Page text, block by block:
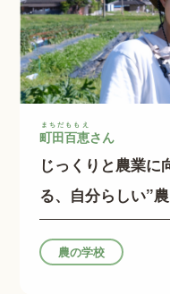
町田百恵
まちだももえ
さん
じっくりと農業に
る、自分らしい”
農の学校